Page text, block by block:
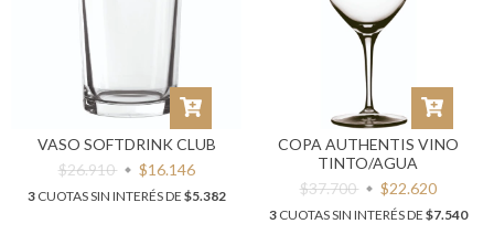
VASO SOFTDRINK CLUB
$26.910
$16.146
3CUOTAS SIN INTERÉS DE $5.382
COPA AUTHENTIS VINO
TINTO/AGUA
$37.700
$22.620
3CUOTAS SIN INTERÉS DE $7.540